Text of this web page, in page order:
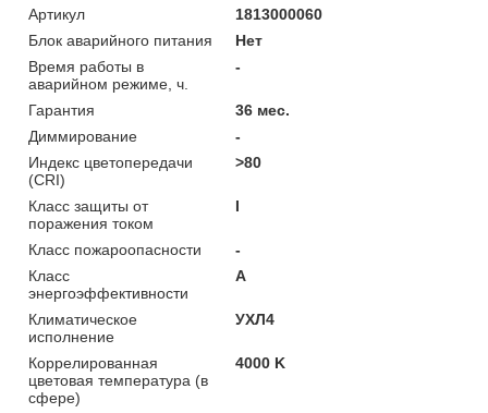
Артикул
1813000060
Блок аварийного питания
Нет
Время работы в
аварийном режиме, ч.
-
Гарантия
36 мес.
Диммирование
-
Индекс цветопередачи
(CRI)
>80
Класс защиты от
поражения током
I
Класс пожароопасности
-
Класс
энергоэффективности
A
Климатическое
исполнение
УХЛ4
Коррелированная
цветовая температура (в
сфере)
4000 K